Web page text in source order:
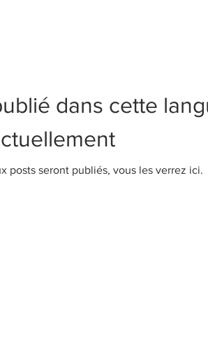
dans cette
posts seront publiés, vous les verrez ici.